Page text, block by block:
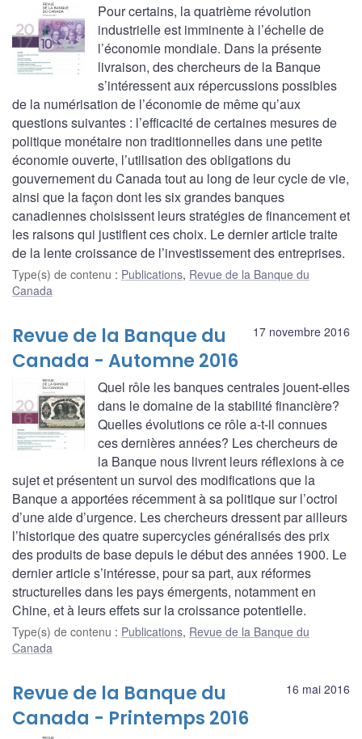
Pour certains, la quatrième révolution
industrielle est imminente à l’échelle de
l’économie mondiale. Dans la présente
livraison, des chercheurs de la Banque
s’intéressent aux répercussions possibles
de la numérisation de l’économie de même qu’aux
questions suivantes : l’efficacité de certaines mesures de
politique monétaire non traditionnelles dans une petite
économie ouverte, l’utilisation des obligations du
gouvernement du Canada tout au long de leur cycle de vie,
ainsi que la façon dont les six grandes banques
canadiennes choisissent leurs stratégies de financement et
les raisons qui justifient ces choix. Le dernier article traite
de la lente croissance de l’investissement des entreprises.
Type(s) de contenu : Publications, Revue de la Banque du
Canada
17 novembre 2016
Revue de la Banque du
Canada - Automne 2016
Quel rôle les banques centrales jouent-elles
dans le domaine de la stabilité financière?
Quelles évolutions ce rôle a-t-il connues
ces dernières années? Les chercheurs de
la Banque nous livrent leurs réflexions à ce
sujet et présentent un survol des modifications que la
Banque a apportées récemment à sa politique sur l’octroi
d’une aide d’urgence. Les chercheurs dressent par ailleurs
l’historique des quatre supercycles généralisés des prix
des produits de base depuis le début des années 1900. Le
dernier article s’intéresse, pour sa part, aux réformes
structurelles dans les pays émergents, notamment en
Chine, et à leurs effets sur la croissance potentielle.
Type(s) de contenu : Publications, Revue de la Banque du
Canada
16 mai 2016
Revue de la Banque du
Canada - Printemps 2016